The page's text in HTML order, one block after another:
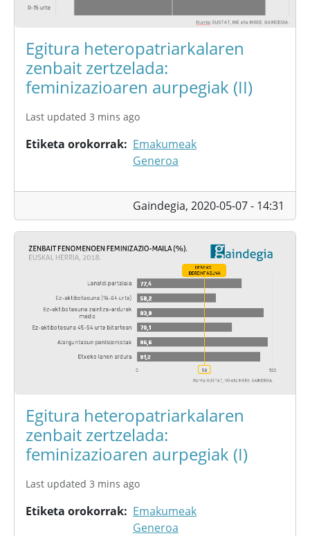
Egitura heteropatriarkalaren
zenbait zertzelada:
feminizazioaren aurpegiak (II)
Last updated 3 mins ago
Etiketa orokorrak
Emakumeak
Generoa
Gaindegia, 2020-05-07 - 14:31
Egitura heteropatriarkalaren
zenbait zertzelada:
feminizazioaren aurpegiak (I)
Last updated 3 mins ago
Etiketa orokorrak
Emakumeak
Generoa